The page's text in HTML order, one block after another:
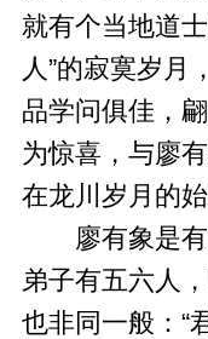
就有个当地道
人”的寂寞岁月
品学问俱佳，
为惊喜，与廖
在龙川岁月的始
廖有象是有
弟子有五六人
也非同一般：“